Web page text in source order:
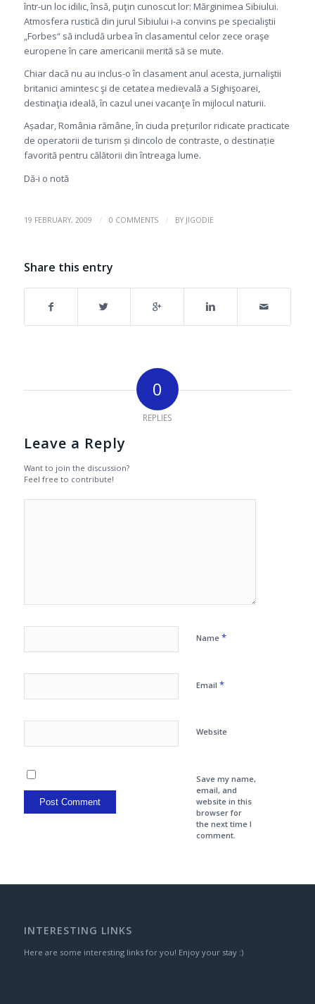
într-un loc idilic, însă, puţin cunoscut lor: Mărginimea Sibiului.
Atmosfera rustică din jurul Sibiului i-a convins pe specialiştii
„Forbes“ să includă urbea în clasamentul celor zece oraşe
europene în care americanii merită să se mute.
Chiar dacă nu au inclus-o în clasament anul acesta, jurnaliştii
britanici amintesc şi de cetatea medievală a Sighişoarei,
destinaţia ideală, în cazul unei vacanţe în mijlocul naturii.
Așadar, România rămâne, în ciuda prețurilor ridicate practicate
de operatorii de turism și dincolo de contraste, o destinație
favorită pentru călătorii din întreaga lume.
Dă-i o notă
19 FEBRUARY, 2009 / 0 COMMENTS / BY JIGODIE
Share this entry
0
REPLIES
Leave a Reply
Want to join the discussion?
Feel free to contribute!
Name *
Email *
Website
Save my name,
email, and
website in this
browser for
the next time I
comment.
INTERESTING LINKS
Here are some interesting links for you! Enjoy your stay :)